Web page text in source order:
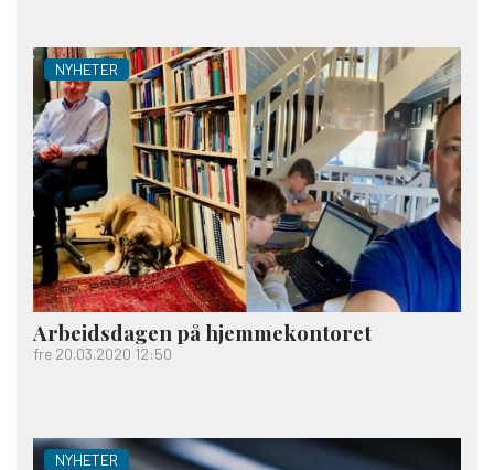
NYHETER
Arbeids­dagen på hjemme­kontoret
fre 20.03.2020 12:50
NYHETER